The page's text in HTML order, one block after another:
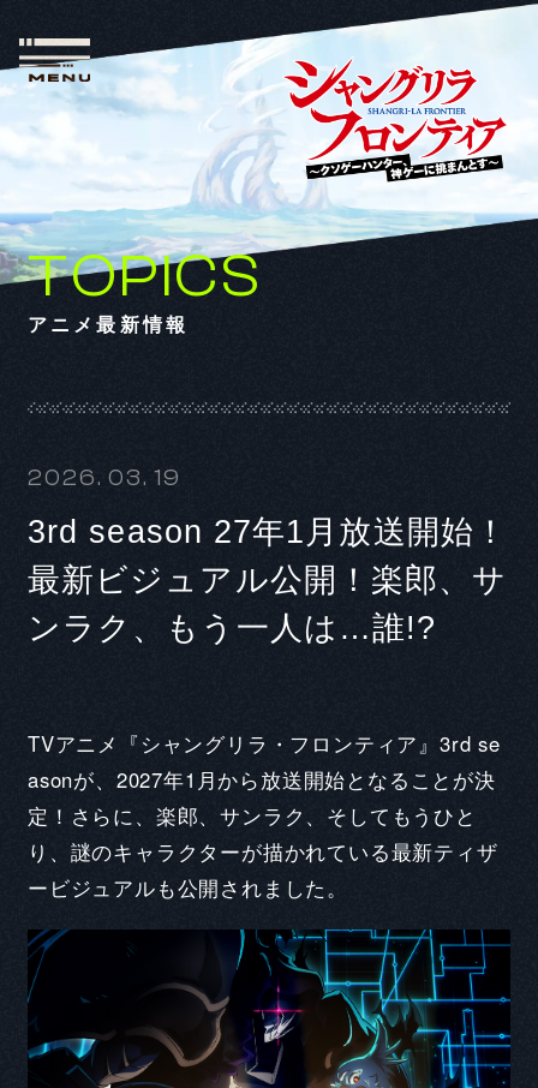
TOPICS
アニメ最新情報
2026. 03. 19
3rd season 27年1月放送開始！
最新ビジュアル公開！楽郎、サ
ンラク、もう一人は…誰!?
TVアニメ『シャングリラ・フロンティア』3rd se
asonが、2027年1月から放送開始となることが決
定！さらに、楽郎、サンラク、そしてもうひと
り、謎のキャラクターが描かれている最新ティザ
ービジュアルも公開されました。